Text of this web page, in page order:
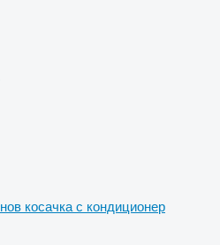
нов косачка с кондиционер